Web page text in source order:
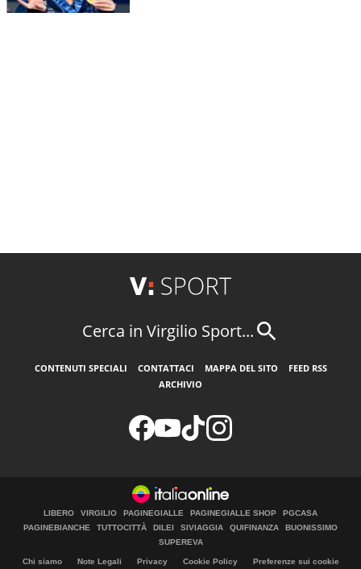
Cerca in Virgilio Sport...
CONTENUTI SPECIALI CONTATTACI MAPPA DEL SITO
FEED RSS
ARCHIVIO
LIBERO VIRGILIO PAGINEGIALLE PAGINEGIALLE SHOP
PGCASA
PAGINEBIANCHE
TUTTOCITTÀ DILEI SIVIAGGIA QUIFINANZA
BUONISSIMO
SUPEREVA
Chi siamo Note Legali Privacy Cookie Policy Preferenze sui cookie